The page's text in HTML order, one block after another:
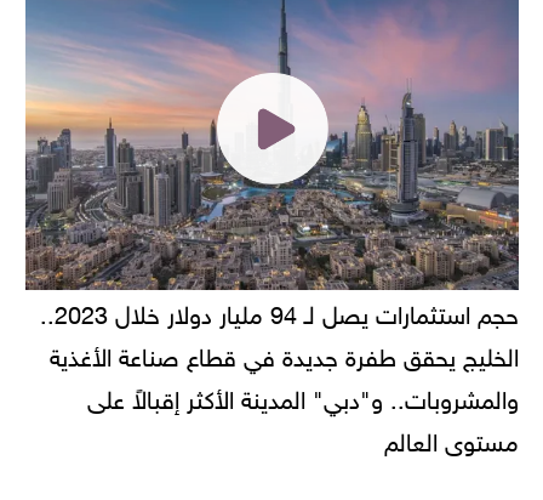
حجم استثمارات يصل لـ 94 مليار دولار خلال 2023..
الخليج يحقق طفرة جديدة في قطاع صناعة الأغذية
والمشروبات.. و"دبي" المدينة الأكثر إقبالاً على
مستوى العالم